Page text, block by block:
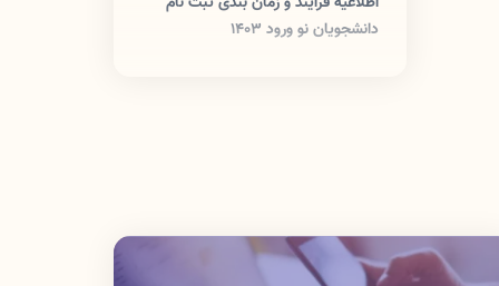
دانشجویان نو ورود 1403